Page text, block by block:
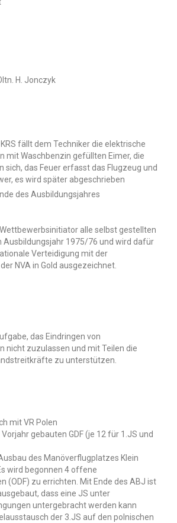
H. Jonczyk
fällt dem Techniker die elektrische
mit Waschbenzin gefüllten Eimer, die
sich, das Feuer erfasst das Flugzeug und
es wird später abgeschrieben
des Ausbildungsjahres
alle selbst gestellten
Ausbildungsjahr 1975/76 und wird dafür
Verteidigung mit der
NVA in Gold ausgezeichnet.
das Eindringen von
nicht zuzulassen und mit Teilen die
zu unterstützen.
mit VR Polen
gebauten GDF (je 12 für 1.JS und
des Manöverflugplatzes Klein
wird begonnen 4 offene
(ODF) zu errichten. Mit Ende des ABJ ist
dass eine JS unter
untergebracht werden kann
der 3.JS auf den polnischen